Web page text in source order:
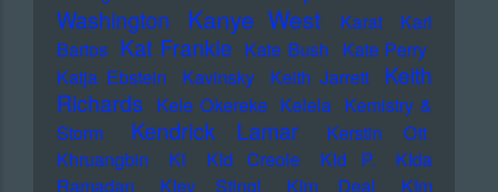
Washington
Kanye West Karat
Karl
Bartos Kat Frankie Kate Bush Kate Perry
Katja Ebstein
Kavinsky Keith Jarrett
Keith
Richards Kele Okereke Kelela Kemistry &
Storm
Kendrick Lamar
Kerstin Ott
Khruangbin
KI KId Creole KId P.
KIda
Ramadan
KIev Stingl KIm Deal
KIm